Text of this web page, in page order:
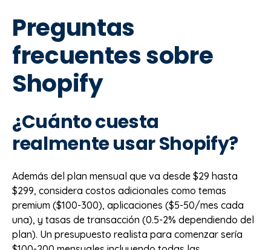
Preguntas
frecuentes sobre
Shopify
¿Cuánto cuesta
realmente usar Shopify?
Además del plan mensual que va desde $29 hasta
$299, considera costos adicionales como temas
premium ($100-300), aplicaciones ($5-50/mes cada
una), y tasas de transacción (0.5-2% dependiendo del
plan). Un presupuesto realista para comenzar sería